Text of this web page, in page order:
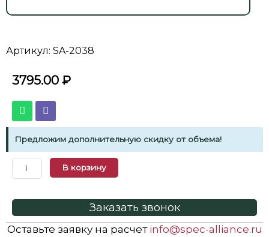
Артикул: SA-2038
3795.00 ₽
Предложим дополнительную скидку от объема!
В корзину
Заказать звонок
Оставьте заявку на расчет info@spec-alliance.ru